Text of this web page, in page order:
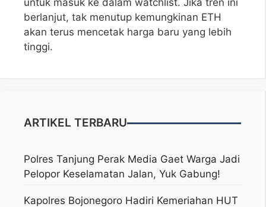
untuk masuk ke dalam watchlist. Jika tren ini
berlanjut, tak menutup kemungkinan ETH
akan terus mencetak harga baru yang lebih
tinggi.
ARTIKEL TERBARU
Polres Tanjung Perak Media Gaet Warga Jadi
Pelopor Keselamatan Jalan, Yuk Gabung!
Kapolres Bojonegoro Hadiri Kemeriahan HUT